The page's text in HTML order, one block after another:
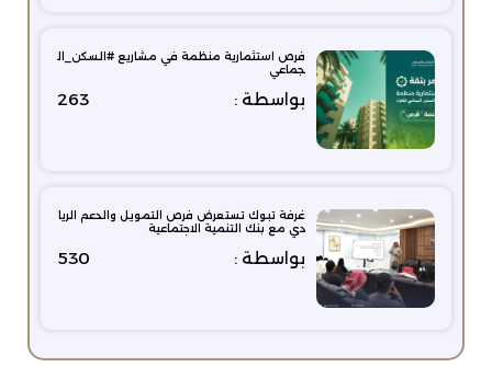
فرص استثمارية منظمة في مشاريع #السكن_ال
جماعي
بواسطة : 263
غرفة تبوك تستعرض فرص التمويل والدعم الريا
دي مع بنك التنمية الاجتماعية
بواسطة : 530